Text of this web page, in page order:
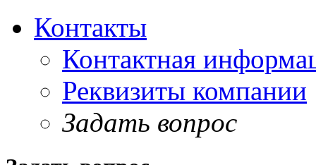
Контакты
Контактная
Реквизиты компании
Задать вопрос